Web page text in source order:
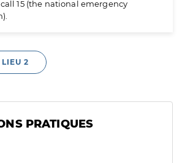
15 (the national emergency
LIEU 2
PRATIQUES